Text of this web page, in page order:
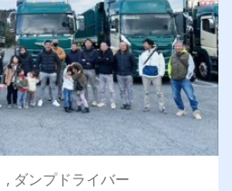
, ダンプドライバー